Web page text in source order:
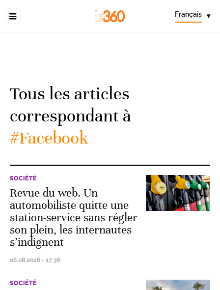
Français ▾
Tous les articles
correspondant à
#Facebook
SOCIÉTÉ
Revue du web. Un
automobiliste quitte une
station-service sans régler
son plein, les internautes
s’indignent
06.08.2026 - 17:36
SOCIÉTÉ